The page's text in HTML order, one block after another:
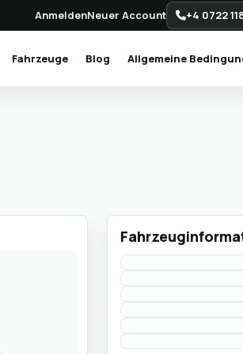
AnmeldenNeuer Account +4 0722
(current)
Fahrzeuge Blog Allgemeine